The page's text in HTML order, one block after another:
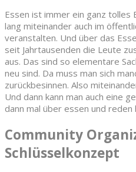
Essen ist immer ein ganz tolles
lang miteinander auch im
veranstalten. Und über das
seit Jahrtausenden die Leute
aus. Das sind so elementare
neu sind. Da muss man sich
zurückbesinnen. Also
Und dann kann man auch eine
dann mal über essen und reden
Community
Schlüsselkonzept